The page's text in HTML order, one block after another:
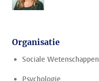
Organisatie
Sociale Wetenschappen